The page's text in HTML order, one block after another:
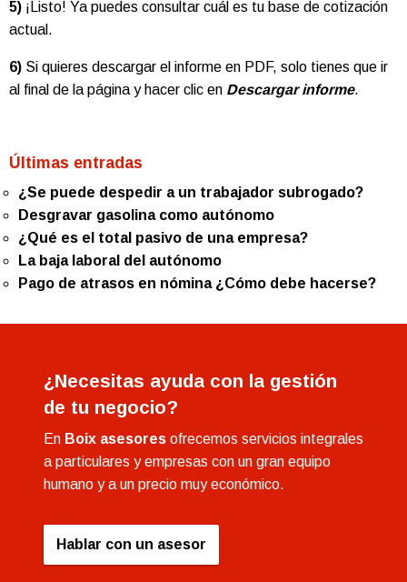
5) ¡Listo! Ya puedes consultar cuál es tu base de cotización
actual.
6) Si quieres descargar el informe en PDF, solo tienes que ir
al final de la página y hacer clic en Descargar informe.
Últimas entradas
¿Se puede despedir a un trabajador subrogado?
Desgravar gasolina como autónomo
¿Qué es el total pasivo de una empresa?
La baja laboral del autónomo
Pago de atrasos en nómina ¿Cómo debe hacerse?
¿Necesitas ayuda con la gestión
de tu negocio?
En Boix asesores ofrecemos servicios integrales
a particulares y empresas con un gran equipo
humano y a un precio muy económico.
Hablar con un asesor